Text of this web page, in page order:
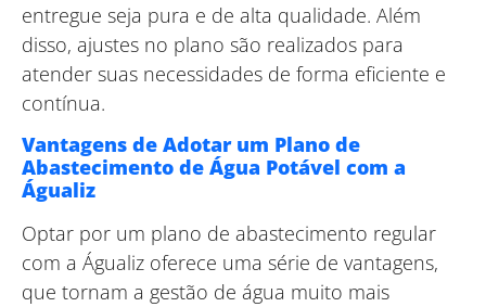
entregue seja pura e de alta qualidade. Além
disso, ajustes no plano são realizados para
atender suas necessidades de forma eficiente e
contínua.
Vantagens de Adotar um Plano de
Abastecimento de Água Potável com a
Águaliz
Optar por um plano de abastecimento regular
com a Águaliz oferece uma série de vantagens,
que tornam a gestão de água muito mais